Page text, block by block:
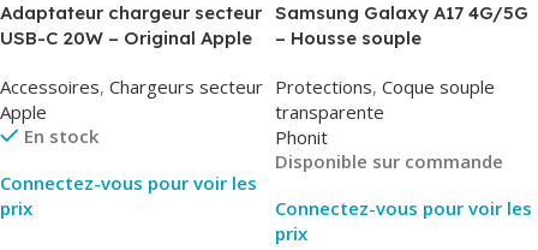
Adaptateur chargeur secteur
USB-C 20W – Original Apple
Accessoires, Chargeurs secteur
Apple
En stock
Connectez-vous pour voir les
prix
Samsung Galaxy A17 4G/5G
– Housse souple
Protections, Coque souple
transparente
Phonit
Disponible sur commande
Connectez-vous pour voir les
prix